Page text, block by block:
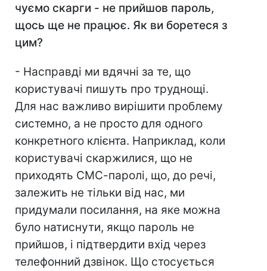
чуємо скарги - не прийшов пароль,
щось ще не працює. Як ви боретеся з
цим?
- Насправді ми вдячні за те, що
користувачі пишуть про труднощі.
Для нас важливо вирішити проблему
системно, а не просто для одного
конкретного клієнта. Наприклад, коли
користувачі скаржилися, що не
приходять СМС-паролі, що, до речі,
залежить не тільки від нас, ми
придумали посилання, на яке можна
було натиснути, якщо пароль не
прийшов, і підтвердити вхід через
телефонний дзвінок. Що стосується